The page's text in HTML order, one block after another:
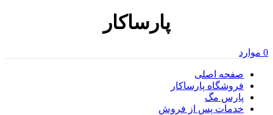
پارساکار
0 موارد
صفحه اصلی
فروشگاه پارساکار
پارس مگ
خدمات پس از فروش